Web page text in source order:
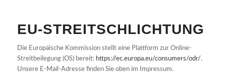
EU-STREITSCHLICHTUNG
Die Europäische Kommission stellt eine Plattform zur Online-
Streitbeilegung (OS) bereit: https://ec.europa.eu/consumers/odr/.
Unsere E-Mail-Adresse finden Sie oben im Impressum.